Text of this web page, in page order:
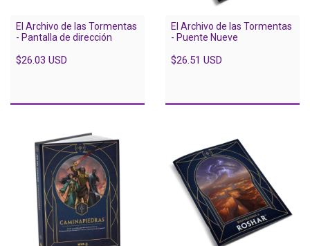
El Archivo de las Tormentas
- Pantalla de dirección
$26.03 USD
El Archivo de las Tormentas
- Puente Nueve
$26.51 USD